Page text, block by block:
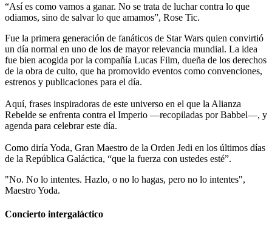
“Así es como vamos a ganar. No se trata de luchar contra lo que
odiamos, sino de salvar lo que amamos”, Rose Tic.
Fue la primera generación de fanáticos de Star Wars quien convirtió
un día normal en uno de los de mayor relevancia mundial. La idea
fue bien acogida por la compañía Lucas Film, dueña de los derechos
de la obra de culto, que ha promovido eventos como convenciones,
estrenos y publicaciones para el día.
Aquí, frases inspiradoras de este universo en el que la Alianza
Rebelde se enfrenta contra el Imperio —recopiladas por Babbel—, y
agenda para celebrar este día.
Como diría Yoda, Gran Maestro de la Orden Jedi en los últimos días
de la República Galáctica, “que la fuerza con ustedes esté”.
"No. No lo intentes. Hazlo, o no lo hagas, pero no lo intentes",
Maestro Yoda.
Concierto intergaláctico